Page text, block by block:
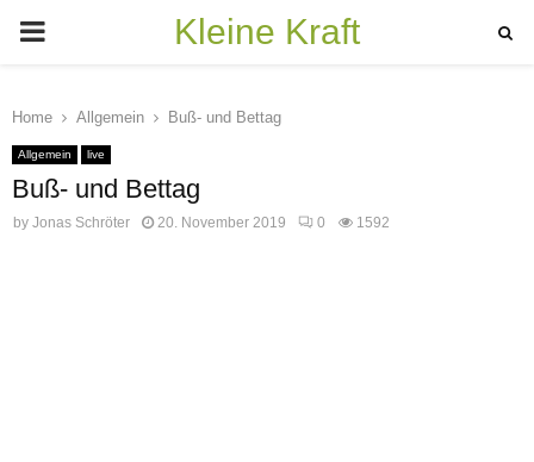
PRIMARY
Kleine Kraft
Home Allgemein Buß- und Bettag
Allgemein live
Buß- und Bettag
by Jonas Schröter 20. November 2019 0 1592